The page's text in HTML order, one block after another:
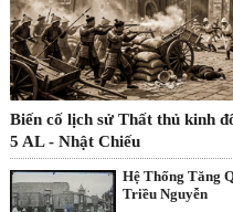
Biến cố lịch sử Thất thủ kinh
5 AL - Nhật Chiếu
Hệ Thống Tăng
Triều Nguyễn